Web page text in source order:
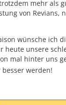
Average unter
durfte ich
was ich
die 20 gegangen,
keine Chance
19 einfach nicht
können... So
besser werden.
mehr als
von Revians,
wünsche ich
heute unsere
mal hinter uns
werden!